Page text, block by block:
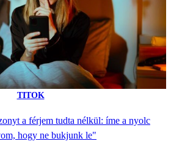
TITOK
a férjem tudta nélkül: íme a nyolc
hogy ne bukjunk le"